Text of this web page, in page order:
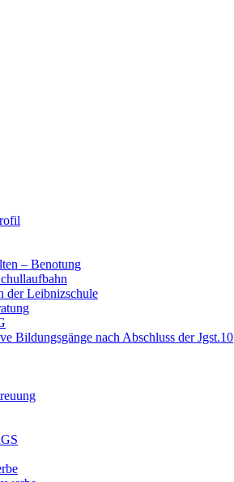
– Benotung
der Leibnizschule
Bildungsgänge nach Abschluss der Jgst.10